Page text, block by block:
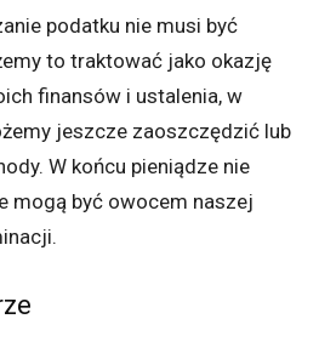
podatku nie musi być
to traktować jako okazję
finansów i ustalenia, w
jeszcze zaoszczędzić lub
W końcu pieniądze nie
mogą być owocem naszej